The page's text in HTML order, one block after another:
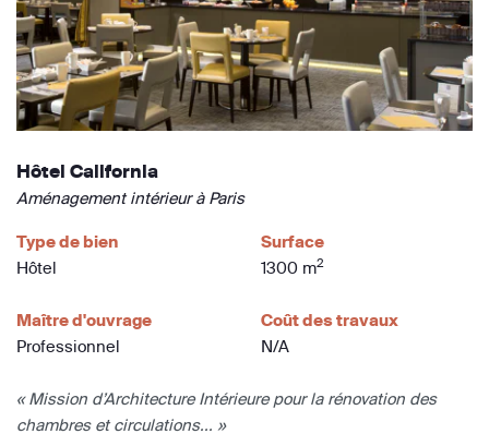
Hôtel California
Aménagement intérieur à Paris
Type de bien
Hôtel
Surface
1300 m2
Maître d'ouvrage
Professionnel
Coût des travaux
N/A
« Mission d’Architecture Intérieure pour la rénovation des
chambres et circulations... »